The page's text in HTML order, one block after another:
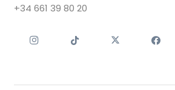
+34 661 39 80 20